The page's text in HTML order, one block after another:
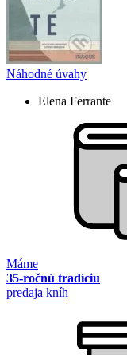
Náhodné úvahy
Elena Ferrante
Máme
35-ročnú tradíciu
predaja kníh